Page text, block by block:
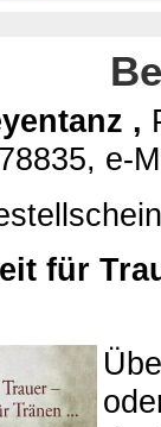
,
e-
für